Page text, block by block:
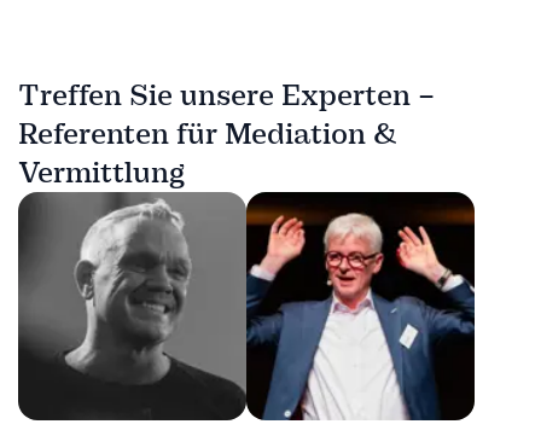
Treffen Sie unsere Experten –
Referenten für Mediation &
Vermittlung